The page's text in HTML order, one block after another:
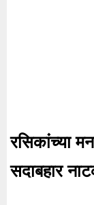
रसिकांच्या
सदाबहार